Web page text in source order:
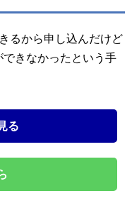
るから申し込んだけど
きなかったという手
る